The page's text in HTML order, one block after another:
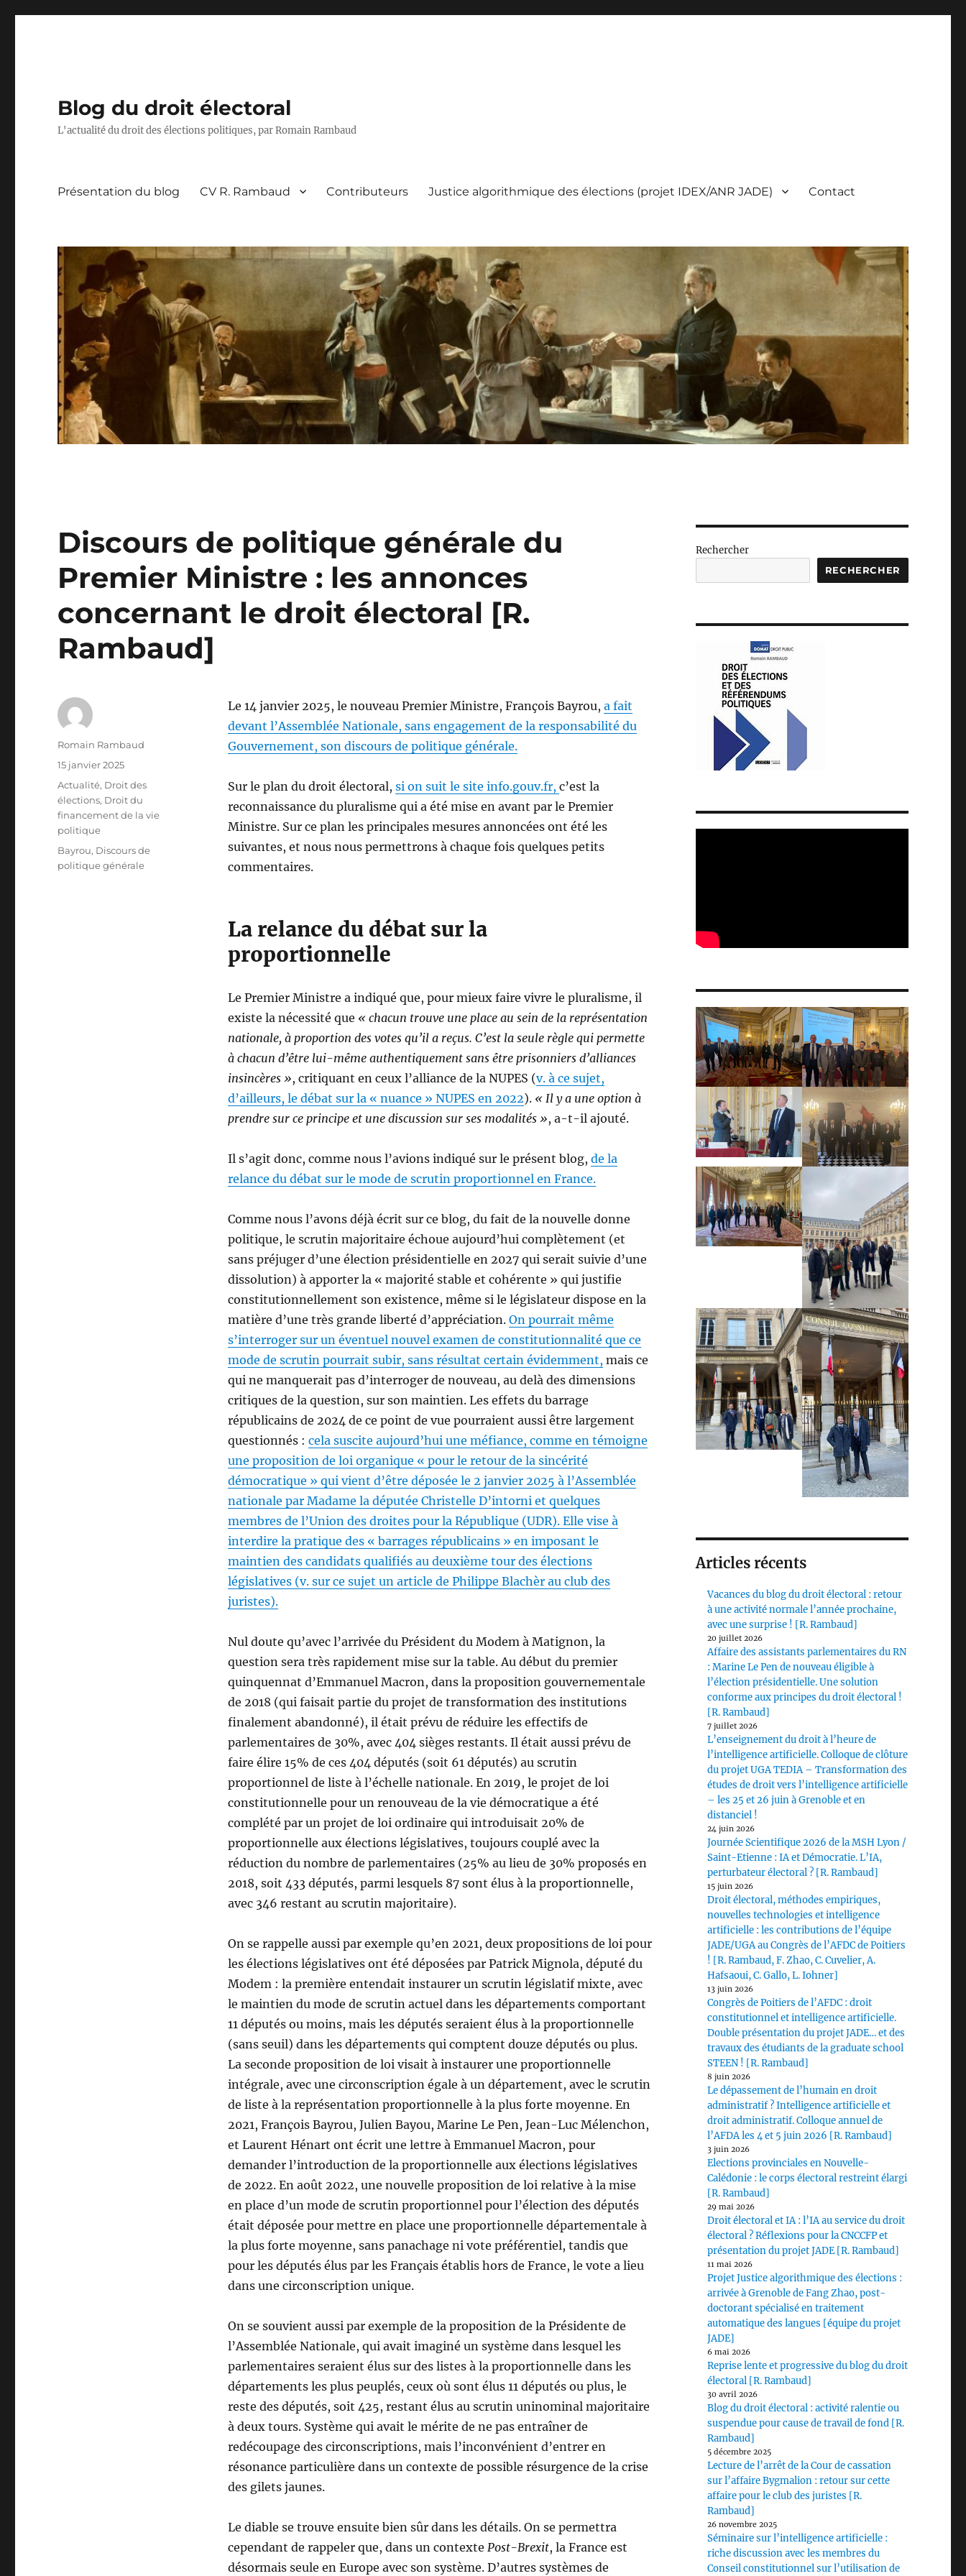
Blog du droit électoral
L'actualité du droit des élections politiques, par Romain Rambaud
Présentation du blog CV R. Rambaud Contributeurs Justice algorithmique des élections (projet IDEX/ANR JADE) Contact
Discours de politique générale du
Premier Ministre : les annonces
concernant le droit électoral [R.
Rambaud]
Le 14 janvier 2025, le nouveau Premier Ministre, François Bayrou, a fait
devant l’Assemblée Nationale, sans engagement de la responsabilité du
Gouvernement, son discours de politique générale.
Sur le plan du droit électoral, si on suit le site info.gouv.fr, c’est la
reconnaissance du pluralisme qui a été mise en avant par le Premier
Ministre. Sur ce plan les principales mesures annoncées ont été les
suivantes, et nous nous permettrons à chaque fois quelques petits
commentaires.
La relance du débat sur la
proportionnelle
Le Premier Ministre a indiqué que, pour mieux faire vivre le pluralisme, il
existe la nécessité que « chacun trouve une place au sein de la représentation
nationale, à proportion des votes qu’il a reçus. C’est la seule règle qui permette
à chacun d’être lui-même authentiquement sans être prisonniers d’alliances
insincères », critiquant en ceux l’alliance de la NUPES (v. à ce sujet,
d’ailleurs, le débat sur la « nuance » NUPES en 2022). « Il y a une option à
prendre sur ce principe et une discussion sur ses modalités », a-t-il ajouté.
Il s’agit donc, comme nous l’avions indiqué sur le présent blog, de la
relance du débat sur le mode de scrutin proportionnel en France.
Comme nous l’avons déjà écrit sur ce blog, du fait de la nouvelle donne
politique, le scrutin majoritaire échoue aujourd’hui complètement (et
sans préjuger d’une élection présidentielle en 2027 qui serait suivie d’une
dissolution) à apporter la « majorité stable et cohérente » qui justifie
constitutionnellement son existence, même si le législateur dispose en la
matière d’une très grande liberté d’appréciation. On pourrait même
s’interroger sur un éventuel nouvel examen de constitutionnalité que ce
mode de scrutin pourrait subir, sans résultat certain évidemment, mais ce
qui ne manquerait pas d’interroger de nouveau, au delà des dimensions
critiques de la question, sur son maintien. Les effets du barrage
républicains de 2024 de ce point de vue pourraient aussi être largement
questionnés : cela suscite aujourd’hui une méfiance, comme en témoigne
une proposition de loi organique « pour le retour de la sincérité
démocratique » qui vient d’être déposée le 2 janvier 2025 à l’Assemblée
nationale par Madame la députée Christelle D’intorni et quelques
membres de l’Union des droites pour la République (UDR). Elle vise à
interdire la pratique des « barrages républicains » en imposant le
maintien des candidats qualifiés au deuxième tour des élections
législatives (v. sur ce sujet un article de Philippe Blachèr au club des
juristes).
Nul doute qu’avec l’arrivée du Président du Modem à Matignon, la
question sera très rapidement mise sur la table. Au début du premier
quinquennat d’Emmanuel Macron, dans la proposition gouvernementale
de 2018 (qui faisait partie du projet de transformation des institutions
finalement abandonné), il était prévu de réduire les effectifs de
parlementaires de 30%, avec 404 sièges restants. Il était aussi prévu de
faire élire 15% de ces 404 députés (soit 61 députés) au scrutin
proportionnel de liste à l’échelle nationale. En 2019, le projet de loi
constitutionnelle pour un renouveau de la vie démocratique a été
complété par un projet de loi ordinaire qui introduisait 20% de
proportionnelle aux élections législatives, toujours couplé avec la
réduction du nombre de parlementaires (25% au lieu de 30% proposés en
2018, soit 433 députés, parmi lesquels 87 sont élus à la proportionnelle,
avec 346 restant au scrutin majoritaire).
On se rappelle aussi par exemple qu’en 2021, deux propositions de loi pour
les élections législatives ont été déposées par Patrick Mignola, député du
Modem : la première entendait instaurer un scrutin législatif mixte, avec
le maintien du mode de scrutin actuel dans les départements comportant
11 députés ou moins, mais les députés seraient élus à la proportionnelle
(sans seuil) dans les départements qui comptent douze députés ou plus.
La seconde proposition de loi visait à instaurer une proportionnelle
intégrale, avec une circonscription égale à un département, avec le scrutin
de liste à la représentation proportionnelle à la plus forte moyenne. En
2021, François Bayrou, Julien Bayou, Marine Le Pen, Jean-Luc Mélenchon,
et Laurent Hénart ont écrit une lettre à Emmanuel Macron, pour
demander l’introduction de la proportionnelle aux élections législatives
de 2022. En août 2022, une nouvelle proposition de loi relative à la mise
en place d’un mode de scrutin proportionnel pour l’élection des députés
était déposée pour mettre en place une proportionnelle départementale à
la plus forte moyenne, sans panachage ni vote préférentiel, tandis que
pour les députés élus par les Français établis hors de France, le vote a lieu
dans une circonscription unique.
On se souvient aussi par exemple de la proposition de la Présidente de
l’Assemblée Nationale, qui avait imaginé un système dans lesquel les
parlementaires seraient élus sur des listes à la proportionnelle dans les
départements les plus peuplés, ceux où sont élus 11 députés ou plus, le
reste des députés, soit 425, restant élus au scrutin uninominal majoritaire
à deux tours. Système qui avait le mérite de ne pas entraîner de
redécoupage des circonscriptions, mais l’inconvénient d’entrer en
résonance particulière dans un contexte de possible résurgence de la crise
des gilets jaunes.
Le diable se trouve ensuite bien sûr dans les détails. On se permettra
cependant de rappeler que, dans un contexte Post-Brexit, la France est
désormais seule en Europe avec son système. D’autres systèmes de
Auteur
Romain Rambaud
Publié
15 janvier 2025
Catégories
Actualité, Droit des
élections, Droit du
financement de la vie
politique
Étiquettes
Bayrou, Discours de
politique générale
Rechercher
RECHERCHER
Articles récents
Vacances du blog du droit électoral : retour
à une activité normale l’année prochaine,
avec une surprise ! [R. Rambaud]
20 juillet 2026
Affaire des assistants parlementaires du RN
: Marine Le Pen de nouveau éligible à
l’élection présidentielle. Une solution
conforme aux principes du droit électoral !
[R. Rambaud]
7 juillet 2026
L’enseignement du droit à l’heure de
l’intelligence artificielle. Colloque de clôture
du projet UGA TEDIA – Transformation des
études de droit vers l’intelligence artificielle
– les 25 et 26 juin à Grenoble et en
distanciel !
24 juin 2026
Journée Scientifique 2026 de la MSH Lyon /
Saint-Etienne : IA et Démocratie. L’IA,
perturbateur électoral ? [R. Rambaud]
15 juin 2026
Droit électoral, méthodes empiriques,
nouvelles technologies et intelligence
artificielle : les contributions de l’équipe
JADE/UGA au Congrès de l’AFDC de Poitiers
! [R. Rambaud, F. Zhao, C. Cuvelier, A.
Hafsaoui, C. Gallo, L. Iohner]
13 juin 2026
Congrès de Poitiers de l’AFDC : droit
constitutionnel et intelligence artificielle.
Double présentation du projet JADE… et des
travaux des étudiants de la graduate school
STEEN ! [R. Rambaud]
8 juin 2026
Le dépassement de l’humain en droit
administratif ? Intelligence artificielle et
droit administratif. Colloque annuel de
l’AFDA les 4 et 5 juin 2026 [R. Rambaud]
3 juin 2026
Elections provinciales en Nouvelle-
Calédonie : le corps électoral restreint élargi
[R. Rambaud]
29 mai 2026
Droit électoral et IA : l’IA au service du droit
électoral ? Réflexions pour la CNCCFP et
présentation du projet JADE [R. Rambaud]
11 mai 2026
Projet Justice algorithmique des élections :
arrivée à Grenoble de Fang Zhao, post-
doctorant spécialisé en traitement
automatique des langues [équipe du projet
JADE]
6 mai 2026
Reprise lente et progressive du blog du droit
électoral [R. Rambaud]
30 avril 2026
Blog du droit électoral : activité ralentie ou
suspendue pour cause de travail de fond [R.
Rambaud]
5 décembre 2025
Lecture de l’arrêt de la Cour de cassation
sur l’affaire Bygmalion : retour sur cette
affaire pour le club des juristes [R.
Rambaud]
26 novembre 2025
Séminaire sur l’intelligence artificielle :
riche discussion avec les membres du
Conseil constitutionnel sur l’utilisation de